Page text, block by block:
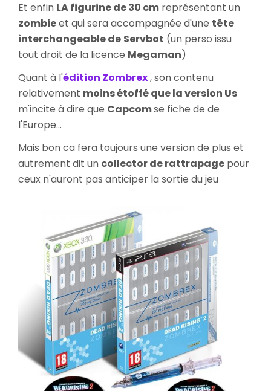
Et enfin LA figurine de 30 cm représentant un
zombieet qui sera accompagnée d'une tête
interchangeable de Servbot (un perso issu
tout droit de la licence Megaman)
Quant à l'édition Zombrex, son contenu
relativement moins étoffé que la version Us
m'incite à dire que Capcomse fiche de de
l'Europe...
Mais bon ca fera toujours une version de plus et
autrement dit un collector de rattrapage pour
ceux n'auront pas anticiper la sortie du jeu